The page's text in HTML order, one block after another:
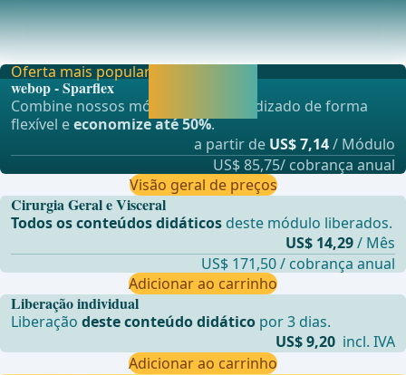
O reto &#xE9; suprido arterialmente por tr&#xEA;s vasos
principais:a&#xA0;art&#xE9;ria retal superi
Liberação individual
Liberaçãodeste conteúdo didático por 3 dias.
US$ 9,20 incl. IVA
Adicionar ao carrinho
Oferta mais popular
webop - Sparflex
Combine nossos módulos de aprendizado de forma
flexível eeconomize até 50%.
a partir de US$ 7,14/ Módulo
US$ 85,75/ cobrança anual
Visão geral de preços
Cirurgia Geral e Visceral
Todos os conteúdos didáticos deste módulo liberados.
US$ 14,29/ Mês
US$ 171,50 / cobrança anual
Adicionar ao carrinho